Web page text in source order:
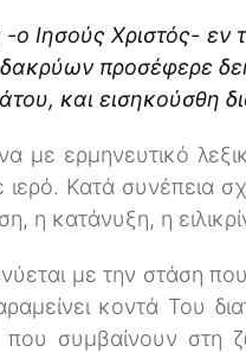
-ο Ιησούς Χριστός-
προσέφερε
και εισηκούσθη
με ερμηνευτικό
Κατά συνέπεια
η κατάνυξη, η
με την στάση
κοντά Του
συμβαίνουν στη